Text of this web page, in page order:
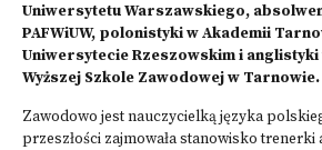
Uniwersytetu Warszawskiego,
PAFWiUW, polonistyki w Akademii
Uniwersytecie Rzeszowskim i anglistyki
Wyższej Szkole Zawodowej w Tarnowie.
Zawodowo jest nauczycielką języka
przeszłości zajmowała stanowisko